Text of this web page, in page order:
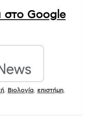
στο Google
Βιολογία επιστήμη